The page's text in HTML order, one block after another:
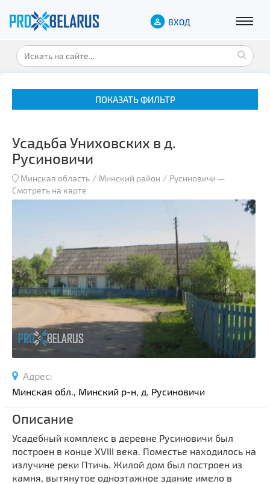
ВХОД
ПОКАЗАТЬ ФИЛЬТР
Военная история
Гражданская архитектура
Спортивные сооружения
Производства
Ратуши
Родовые усадьбы
Садово-парковая архитектура
Озера и водоемы
Памятники археологии
Памятники геодезии
Памятники природы
Памятники известным людям
Выберите область
Выберите район
Усадьба Униховских в д.
Русиновичи
Минская область Минский район Русиновичи —
Смотреть на карте
Адрес:
Минская обл., Минский р-н, д. Русиновичи
Описание
Усадебный комплекс в деревне Русиновичи был
построен в конце XVIII века. Поместье находилось на
излучине реки Птичь. Жилой дом был построен из
камня, вытянутое одноэтажное здание имело в